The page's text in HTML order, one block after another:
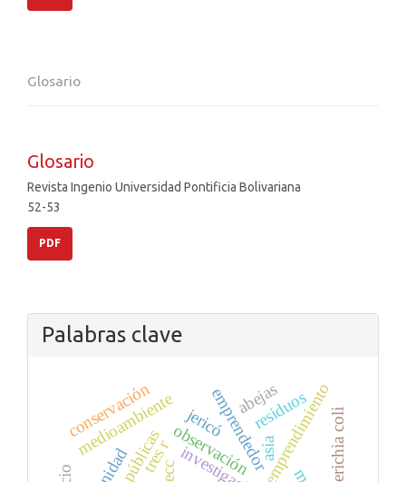
Glosario
Glosario
Revista Ingenio Universidad Pontificia Bolivariana
52-53
PDF
Palabras clave
observaciónemprendimiento
emprendedor
medioambiente
conservación residuos
tres r
abejas
escherichia coli
jericó
cecc
asia